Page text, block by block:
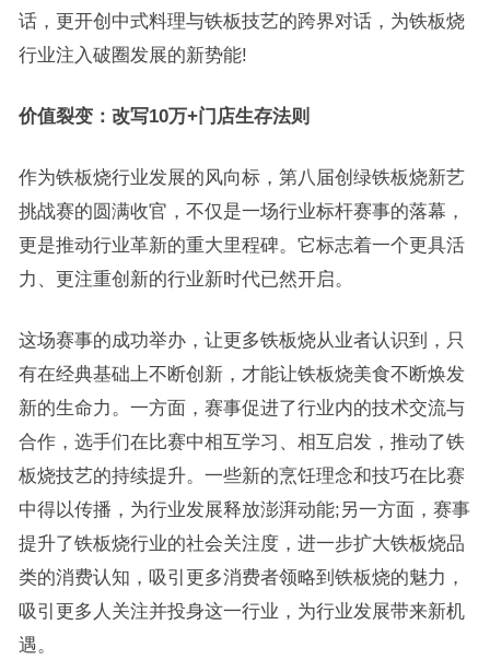
话，更开创中式料理与铁板技艺的跨界对话，为铁板烧
行业注入破圈发展的新势能!
价值裂变：改写10万+门店生存法则
作为铁板烧行业发展的风向标，第八届创绿铁板烧新艺
挑战赛的圆满收官，不仅是一场行业标杆赛事的落幕，
更是推动行业革新的重大里程碑。它标志着一个更具活
力、更注重创新的行业新时代已然开启。
这场赛事的成功举办，让更多铁板烧从业者认识到，只
有在经典基础上不断创新，才能让铁板烧美食不断焕发
新的生命力。一方面，赛事促进了行业内的技术交流与
合作，选手们在比赛中相互学习、相互启发，推动了铁
板烧技艺的持续提升。一些新的烹饪理念和技巧在比赛
中得以传播，为行业发展释放澎湃动能;另一方面，赛事
提升了铁板烧行业的社会关注度，进一步扩大铁板烧品
类的消费认知，吸引更多消费者领略到铁板烧的魅力，
吸引更多人关注并投身这一行业，为行业发展带来新机
遇。